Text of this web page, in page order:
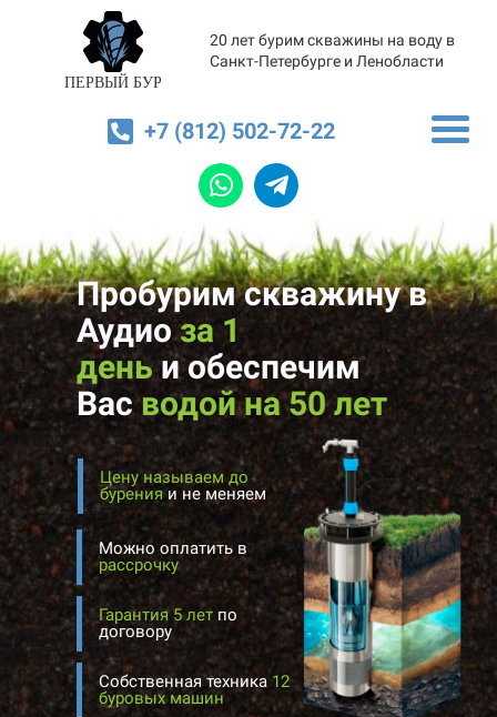
ПЕРВЫЙ БУР
20 лет бурим скважины на воду в
Санкт-Петербурге и Ленобласти
+7 (812) 502-72-22
Пробурим скважину в
Аудиоза 1
деньиобеспечим
Васводой на 50 лет
Цену называем до
буренияи не меняем
Собственная техника 12
буровых машин
Можно оплатить в
рассрочку
Гарантия 5 лет по
договору